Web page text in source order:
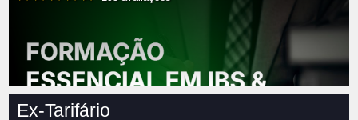
Ex-Tarifário